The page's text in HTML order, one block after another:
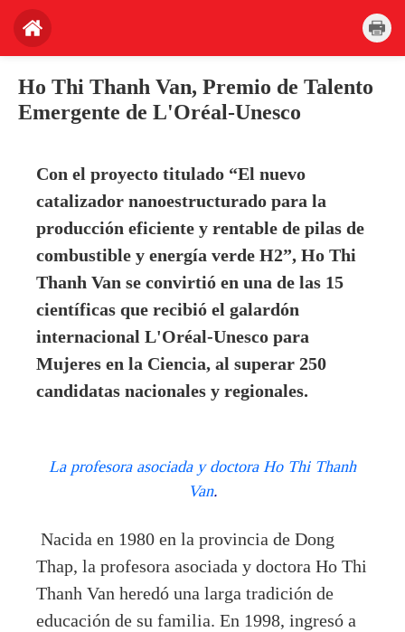
Ho Thi Thanh Van, Premio de Talento
Emergente de L'Oréal-Unesco
Con el proyecto titulado “El nuevo
catalizador nanoestructurado para la
producción eficiente y rentable de pilas de
combustible y energía verde H2”, Ho Thi
Thanh Van se convirtió en una de las 15
científicas que recibió el galardón
internacional L'Oréal-Unesco para
Mujeres en la Ciencia, al superar 250
candidatas nacionales y regionales.
La profesora asociada y doctora Ho Thi Thanh
Van.
Nacida en 1980 en la provincia de Dong
Thap, la profesora asociada y doctora Ho Thi
Thanh Van heredó una larga tradición de
educación de su familia. En 1998, ingresó a